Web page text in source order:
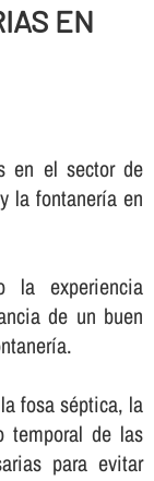
EN
en el sector de
la fontanerí­a en
la experiencia
de un buen
fosa séptica, la
temporal de las
para evitar